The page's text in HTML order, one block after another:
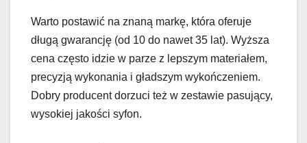
Warto postawić na znaną markę, która oferuje
długą gwarancję (od 10 do nawet 35 lat). Wyższa
cena często idzie w parze z lepszym materiałem,
precyzją wykonania i gładszym wykończeniem.
Dobry producent dorzuci też w zestawie pasujący,
wysokiej jakości syfon.